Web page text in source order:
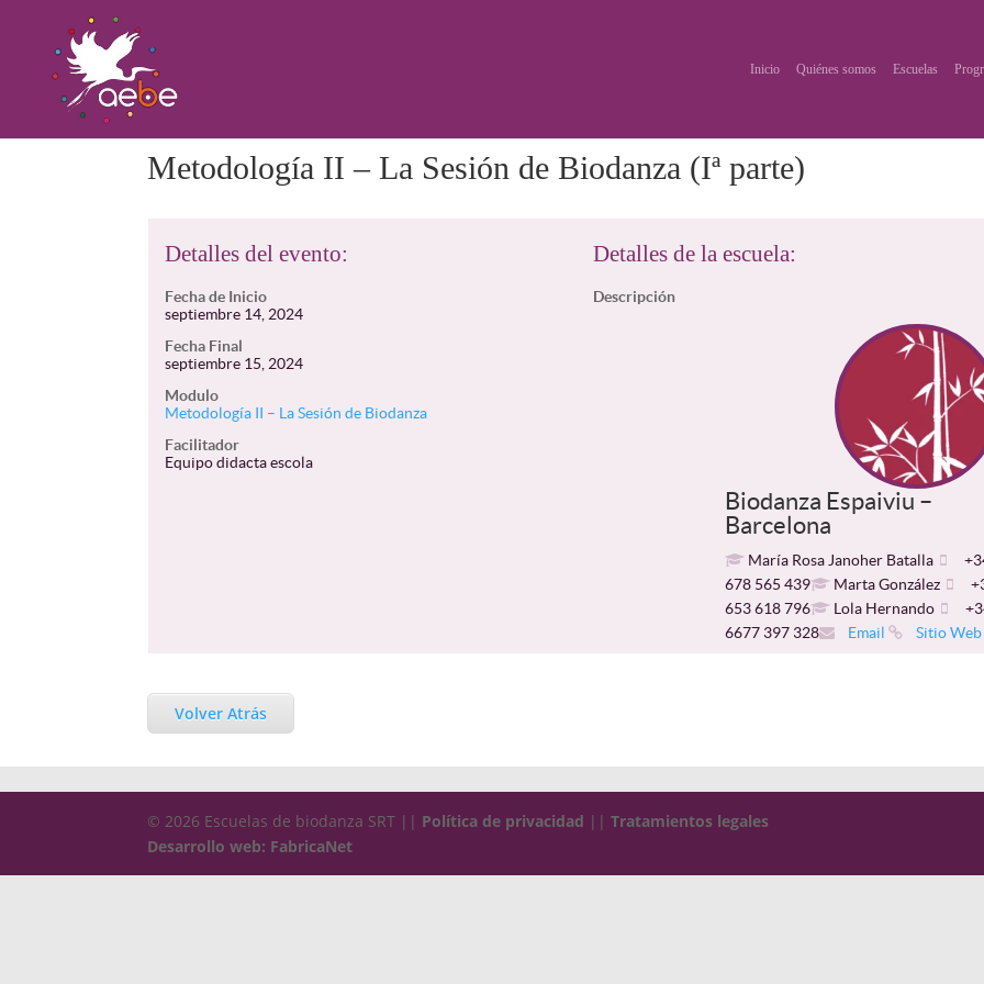
Inicio Quiénes somos Escuelas
Metodología II – La Sesión de Biodanza (Iª parte)
Detalles del evento:
Fecha de Inicio
septiembre 14, 2024
Fecha Final
septiembre 15, 2024
Modulo
Metodología II – La Sesión de Biodanza
Facilitador
Equipo didacta escola
Detalles de la escuela:
Descripción
Biodanza Espaiviu –
Barcelona
María Rosa Janoher Batalla
678 565 439
Marta González
653 618 796
Lola Hernando
6677 397 328
Email Sitio Web
Volver Atrás
© 2026 Escuelas de biodanza SRT || Política de privacidad ||Tratamientos legales
Desarrollo web: FabricaNet